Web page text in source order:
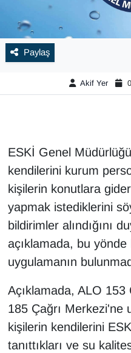
Paylaş
Akif Yer
ESKİ Genel
kendilerini kurum
kişilerin konutlara
yapmak istediklerini
bildirimler alındığını
açıklamada, bu
uygulamanın
Açıklamada, ALO
185 Çağrı Merkezi'ne
kişilerin kendilerini
tanıttıkları ve su